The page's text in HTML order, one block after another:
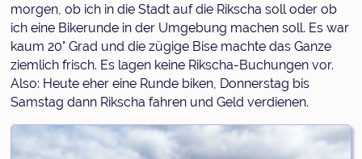
morgen, ob ich in die Stadt auf die Rikscha soll oder ob
ich eine Bikerunde in der Umgebung machen soll. Es war
kaum 20° Grad und die zügige Bise machte das Ganze
ziemlich frisch. Es lagen keine Rikscha-Buchungen vor.
Also: Heute eher eine Runde biken, Donnerstag bis
Samstag dann Rikscha fahren und Geld verdienen.